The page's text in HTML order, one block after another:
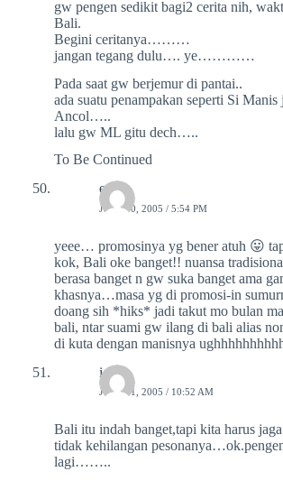
gw pengen sedikit bagi2 cerita nih,
Bali.
Begini ceritanya………
jangan tegang dulu…. ye…………
Pada saat gw berjemur di pantai..
ada suatu penampakan seperti Si Manis
Ancol…..
lalu gw ML gitu dech…..
To Be Continued
eno
JULY 20, 2005 / 5:54 PM
yeee… promosinya yg bener atuh 😛
kok, Bali oke banget!! nuansa
berasa banget n gw suka banget ama
khasnya…masa yg di promosi-in
doang sih *hiks* jadi takut mo bulan
bali, ntar suami gw ilang di bali alias
di kuta dengan manisnya
icca
JULY 21, 2005 / 10:52 AM
Bali itu indah banget,tapi kita harus
tidak kehilangan
lagi……..